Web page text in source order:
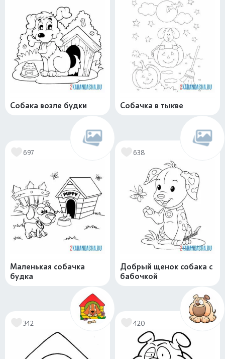
Собака возле будки Собачка в тыкве
697
Маленькая собачка
будка
638
Добрый щенок собака с
бабочкой
342 420